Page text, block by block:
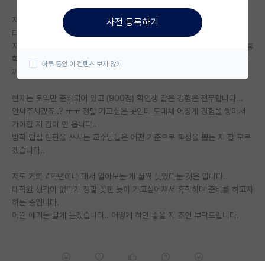
미국 대학원 합격 후기 게시판
대학원생 모집 게시판
연구실(PI) 홍보 게시판
석박사 채용 정보 게시판
임용 정보 게시판
학부 인턴 게시판
취업 게시판
임용 후기 게시판
PI 전용 게시판
저는 현재 3학년 마치고 휴학 중인 건동홍 학생입니다.
다름이 아니라 정말 가고 싶은 랩실이 하나 있는데, ssh 라인입니다.
저 학교들이 자대생 위주 대학원인 것을 알고는 있으나, 정말 가고 싶어서 휴
학 중인 동안 방학때라도 인턴을 해보고 싶은데 그냥 냅다 지원해도 괜찮을
까요...?
현재는 토익만 준비되어 있고 (900점) 학연생 같은 경험은 전무합니다...
안써주시겠죠..? ㅜㅜ 정말 가고싶은 곳인데 도대체 어떻게 경험을 쌓아서
가야할 지 감이 안 옵니다..
방학 랩실 인턴을 쓰시는 교수님들은 어떤 기준으로 학생을 뽑는 지 잘 모르
겠습니다..
저도 거의 4학년이나 돼서 알아보는 게 살짝 늦었다는 것은 압니다..
대학원 생각이 없다가 정말 꽂힌 듯이 가고싶어져서 휴학하며 준비를 하고자
하는 중입니다.
어떤 얘기든 달게 듣겠습니다.. 어떻게 하면 좋을 지 조언 부탁드립니다.
사전 등록하기
하루 동안 이 컨텐츠 보지 않기